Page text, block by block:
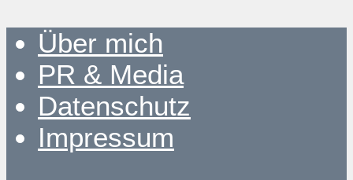
Über mich
PR & Media
Datenschutz
Impressum